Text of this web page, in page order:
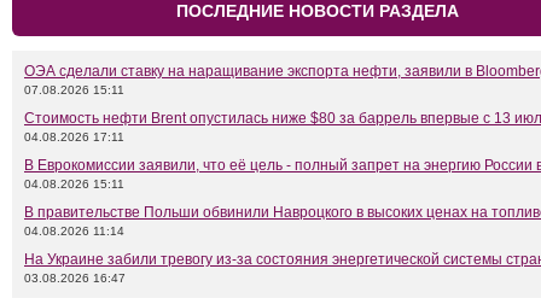
ПОСЛЕДНИЕ НОВОСТИ РАЗДЕЛА
ОЭА сделали ставку на наращивание экспорта нефти, заявили в
07.08.2026 15:11
Стоимость нефти Brent опустилась ниже $80 за баррель впервые с 13
04.08.2026 17:11
В Еврокомиссии заявили, что её цель - полный запрет на энергию России
04.08.2026 15:11
В правительстве Польши обвинили Навроцкого в высоких ценах на
04.08.2026 11:14
На Украине забили тревогу из-за состояния энергетической системы
03.08.2026 16:47